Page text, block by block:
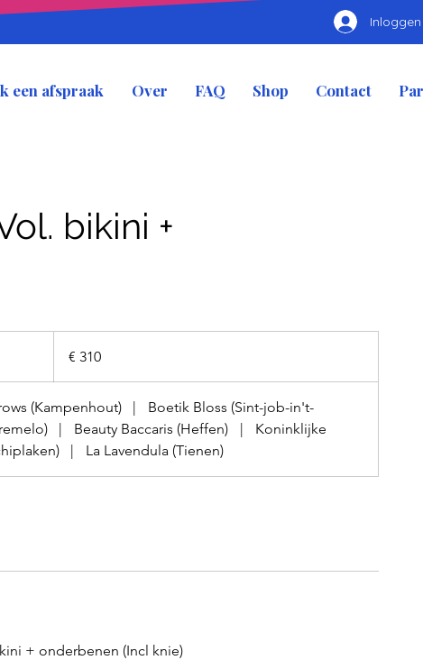
een afspraak Over FAQ Shop Contact
Inloggen
bikini +
€ 310
(Kampenhout) |
Boetik Bloss (Sint-job-in't-
| Beauty Baccaris (Heffen) |
Koninklijke
| La Lavendula (Tienen)
+ onderbenen (Incl knie)